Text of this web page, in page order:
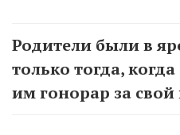
Родители были в
только тогда,
им гонорар за